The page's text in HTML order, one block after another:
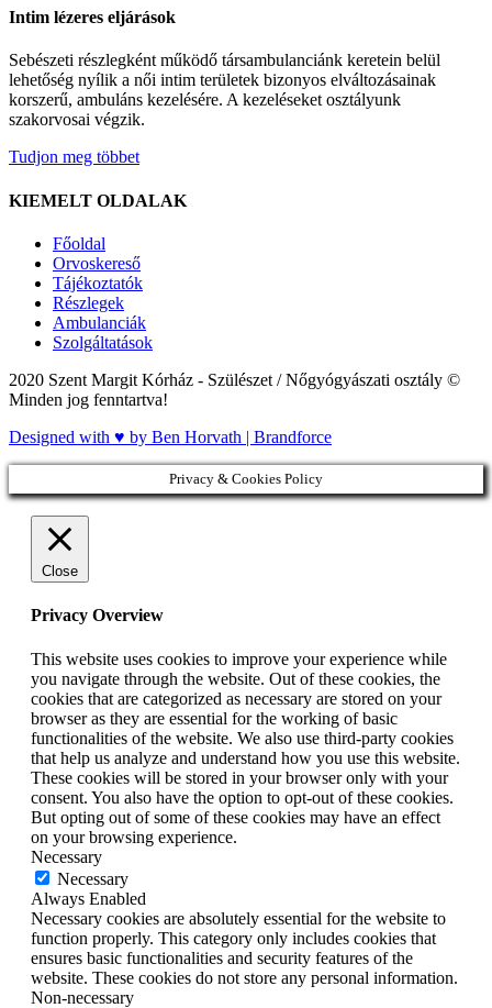
Intim lézeres eljárások
Sebészeti részlegként működő társambulanciánk keretein belül
lehetőség nyílik a női intim területek bizonyos elváltozásainak
korszerű, ambuláns kezelésére. A kezeléseket osztályunk
szakorvosai végzik.
Tudjon meg többet
KIEMELT OLDALAK
Főoldal
Orvoskereső
Tájékoztatók
Részlegek
Ambulanciák
Szolgáltatások
2020 Szent Margit Kórház - Szülészet / Nőgyógyászati osztály ©
Minden jog fenntartva!
Designed with ♥ by Ben Horvath | Brandforce
Privacy & Cookies Policy
Close
Privacy Overview
This website uses cookies to improve your experience while
you navigate through the website. Out of these cookies, the
cookies that are categorized as necessary are stored on your
browser as they are essential for the working of basic
functionalities of the website. We also use third-party cookies
that help us analyze and understand how you use this website.
These cookies will be stored in your browser only with your
consent. You also have the option to opt-out of these cookies.
But opting out of some of these cookies may have an effect
on your browsing experience.
Necessary
Necessary
Always Enabled
Necessary cookies are absolutely essential for the website to
function properly. This category only includes cookies that
ensures basic functionalities and security features of the
website. These cookies do not store any personal information.
Non-necessary